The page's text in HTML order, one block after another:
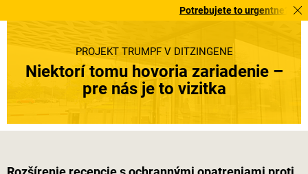
Potrebujete to urgentne? Vybrané
PROJEKT TRUMPF V DITZINGENE
Niektorí tomu hovoria zariadenie –
pre nás je to vizitka